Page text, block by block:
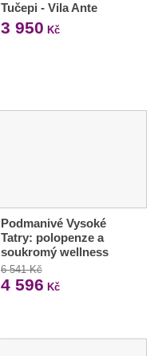
Tučepi - Vila Ante
3 950 Kč
Podmanivé Vysoké
Tatry: polopenze a
soukromý wellness
6 541 Kč
4 596 Kč